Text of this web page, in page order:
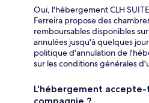
Oui, l'hébergement CLH
Ferreira propose des
remboursables disponibles
annulées jusqu'à quelques
politique d'annulation de
sur les conditions générales
L'hébergement accepte-